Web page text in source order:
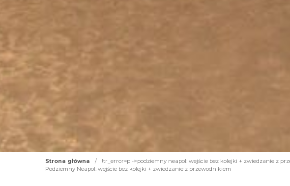
Strona główna / !tr_error=pl->podziemny neapol: wejście bez kolejki + zwiedzanie z
Podziemny Neapol: wejście bez kolejki + zwiedzanie z przewodnikiem